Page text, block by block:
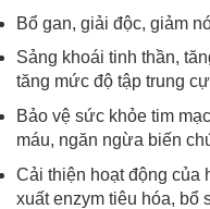
Bổ gan, giải độc, giảm
Sảng khoái tinh thần,
tăng mức độ tập trung
Bảo vệ sức khỏe tim
máu, ngăn ngừa biến
Cải thiện hoạt động của
xuất enzym tiêu hóa, bổ